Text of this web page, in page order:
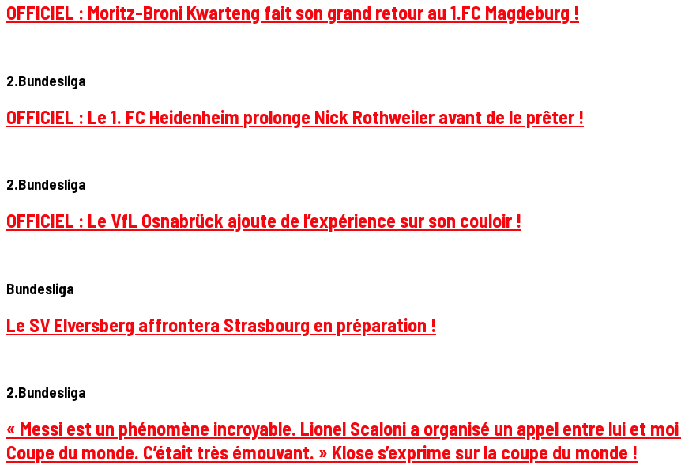
OFFICIEL : Moritz-Broni Kwarteng fait son grand retour au 1.FC Magdeburg !
2.Bundesliga
OFFICIEL : Le 1. FC Heidenheim prolonge Nick Rothweiler avant de le prêter !
2.Bundesliga
OFFICIEL : Le VfL Osnabrück ajoute de l’expérience sur son couloir !
Bundesliga
Le SV Elversberg affrontera Strasbourg en préparation !
2.Bundesliga
« Messi est un phénomène incroyable. Lionel Scaloni a organisé un appel entre lui et
Coupe du monde. C’était très émouvant. » Klose s’exprime sur la coupe du monde !